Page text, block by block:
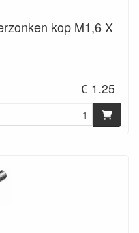
kop M1,6 X
€ 1.25